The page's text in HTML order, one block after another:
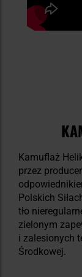
Kamuflaż
przez
Polskich
tło
zielonym
i zalesionych
Środkowej.